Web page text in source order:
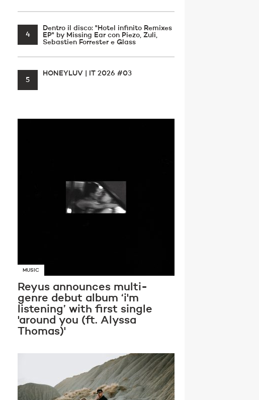
4
Dentro il disco: "Hotel infinito Remixes
EP" by Missing Ear con Piezo, Zuli,
Sebastien Forrester e Glass
5
HONEYLUV | IT 2026 #03
MUSIC
Reyus announces multi-
genre debut album ‘i'm
listening’ with first single
'around you (ft. Alyssa
Thomas)'